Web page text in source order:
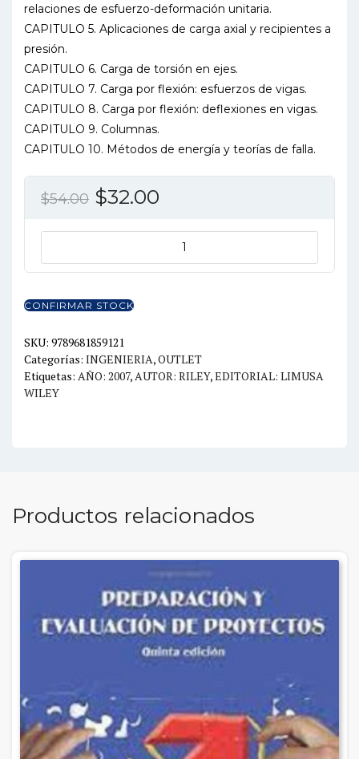
relaciones de esfuerzo-deformación unitaria.
CAPITULO 5. Aplicaciones de carga axial y recipientes a
presión.
CAPITULO 6. Carga de torsión en ejes.
CAPITULO 7. Carga por flexión: esfuerzos de vigas.
CAPITULO 8. Carga por flexión: deflexiones en vigas.
CAPITULO 9. Columnas.
CAPITULO 10. Métodos de energía y teorías de falla.
$54.00 El
era:
$32.00
actual
es:
cantidad
CONFIRMAR STOCK
SKU: 9789681859121
Categorías: INGENIERIA,OUTLET
Etiquetas: AÑO: 2007, AUTOR: RILEY,EDITORIAL: LIMUSA
WILEY
Productos relacionados